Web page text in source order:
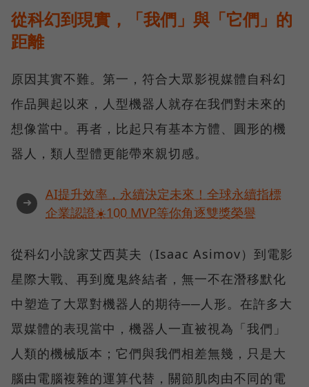
從科幻到現實，「我們」與「它們」的
距離
原因其實不難。第一，符合大眾影視媒體自科幻
作品興起以來，人型機器人就存在我們對未來的
想像當中。再者，比起只有基本方體、圓形的機
器人，類人型體更能帶來親切感。
➜
AI提升效率，永續決定未來！全球永續指標
企業認證☀️100 MVP等你角逐雙獎榮譽
從科幻小說家艾西莫夫（Isaac Asimov）到電影
星際大戰、再到魔鬼終結者，無一不在潛移默化
中塑造了大眾對機器人的期待──人形。在許多大
眾媒體的表現當中，機器人一直被視為「我們」
人類的機械版本；它們與我們相差無幾，只是大
腦由電腦複雜的運算代替，關節肌肉由不同的電